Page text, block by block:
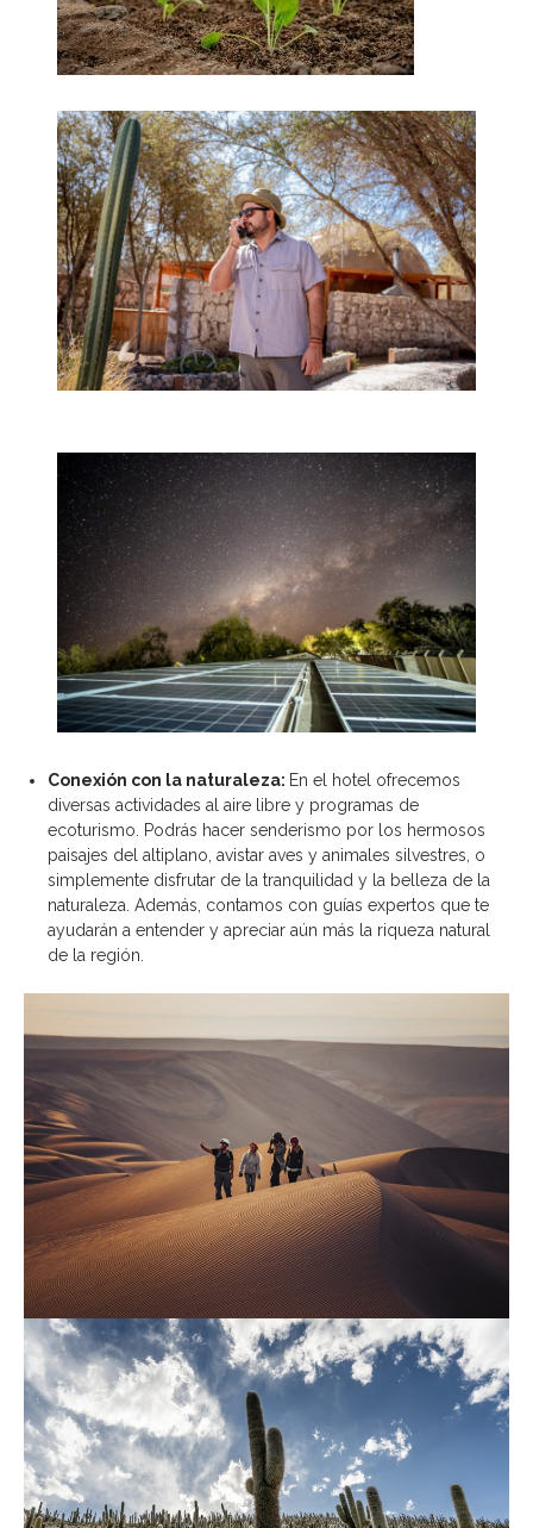
Conexión con la naturaleza: En el hotel ofrecemos
diversas actividades al aire libre y programas de
ecoturismo. Podrás hacer senderismo por los hermosos
paisajes del altiplano, avistar aves y animales silvestres, o
simplemente disfrutar de la tranquilidad y la belleza de la
naturaleza. Además, contamos con guías expertos que te
ayudarán a entender y apreciar aún más la riqueza natural
de la región.